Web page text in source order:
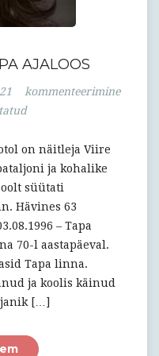
AJALOOS
Augusti
kuu
ajaloos
kommenteerimine
on näitleja Viire
ja kohalike
süütati
Hävines 63
– Tapa
70-l aastapäeval.
Tapa linna.
ja koolis käinud
[…]